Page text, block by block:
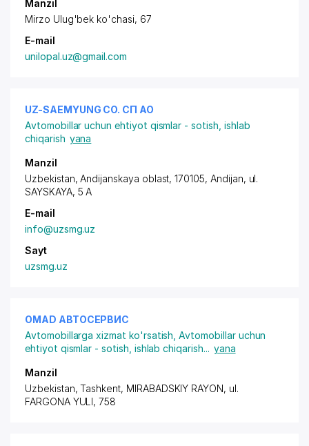
Manzil
Mirzo Ulug'bek ko'chasi, 67
E-mail
unilopal.uz@gmail.com
UZ-SAEMYUNG CO. СП АО
Avtomobillar uchun ehtiyot qismlar - sotish, ishlab
chiqarish yana
Manzil
Uzbekistan, Andijanskaya oblast, 170105, Andijan, ul.
SAYSKAYA, 5 A
E-mail
info@uzsmg.uz
Sayt
uzsmg.uz
OMAD АВТОСЕРВИС
Avtomobillarga xizmat ko'rsatish ,Avtomobillar uchun
ehtiyot qismlar - sotish, ishlab chiqarish... yana
Manzil
Uzbekistan, Tashkent, MIRABADSKIY RAYON, ul.
FARGONA YULI, 758